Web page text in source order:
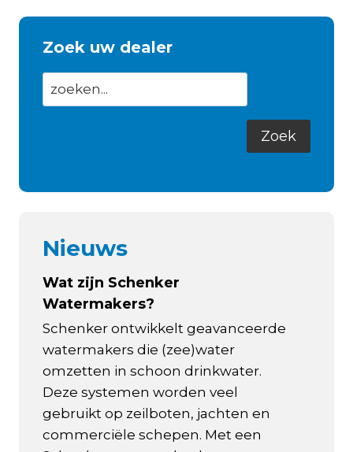
Zoek uw dealer
Nieuws
Wat zijn Schenker
Watermakers?
Schenker ontwikkelt geavanceerde
watermakers die (zee)water
omzetten in schoon drinkwater.
Deze systemen worden veel
gebruikt op zeilboten, jachten en
commerciële schepen. Met een